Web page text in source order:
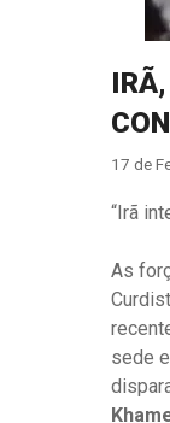
17 de
“Irã
As
sede